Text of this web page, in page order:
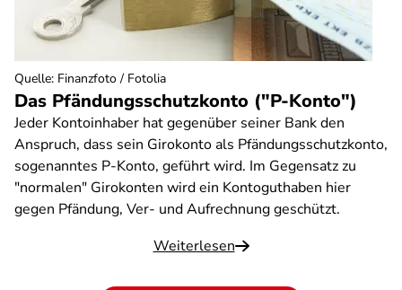
Das Pfändungsschutzkonto ("P-Konto")
Jeder Kontoinhaber hat gegenüber seiner Bank den
Anspruch, dass sein Girokonto als Pfändungsschutzkonto,
sogenanntes P-Konto, geführt wird. Im Gegensatz zu
"normalen" Girokonten wird ein Kontoguthaben hier
gegen Pfändung, Ver- und Aufrechnung geschützt.
Weiterlesen
Quelle: Finanzfoto / Fotolia